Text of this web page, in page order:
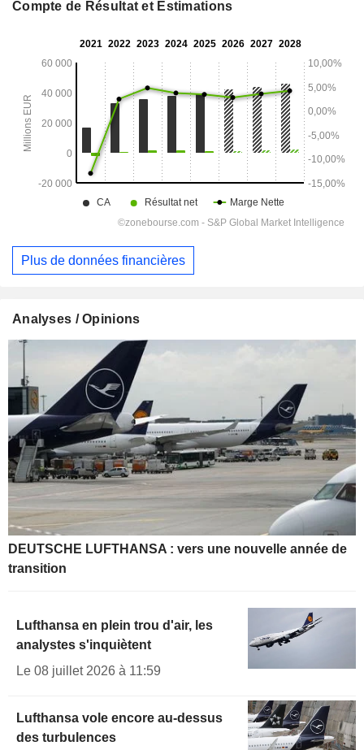
Compte de Résultat et Estimations
Plus de données financières
Analyses / Opinions
DEUTSCHE LUFTHANSA : vers une nouvelle année de
transition
Lufthansa en plein trou d'air, les
analystes s'inquiètent
Le 08 juillet 2026 à 11:59
Lufthansa vole encore au-dessus
des turbulences